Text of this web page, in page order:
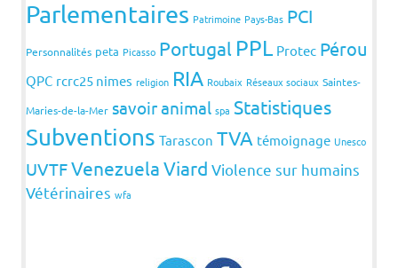
Parlementaires Patrimoine Pays-Bas PCI
Personnalités peta Picasso Portugal PPL Protec Pérou
QPC rcrc25 nimes religion RIA Roubaix Réseaux sociaux Saintes-
Maries-de-la-Mer savoir animal spa Statistiques
Subventions Tarascon TVA témoignage Unesco
UVTFVenezuelaViard Violence sur humains
Vétérinaires wfa